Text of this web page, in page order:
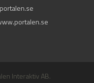
Interaktiv AB.